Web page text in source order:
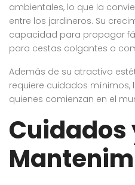
ambientales, lo que la
entre los jardineros. Su
capacidad para propagar
para cestas colgantes o
Además de su atractivo
requiere cuidados
quienes comienzan en el
Cuidados